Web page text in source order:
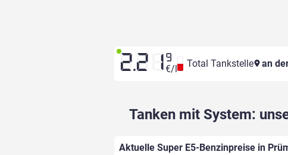
2.21 9
€/l Total Tankstelle an
Tanken mit System:
Aktuelle Super E5-Benzinpreise in